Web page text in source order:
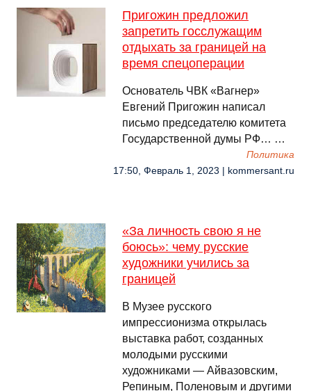
Пригожин предложил
запретить госслужащим
отдыхать за границей на
время спецоперации
Основатель ЧВК «Вагнер»
Евгений Пригожин написал
письмо председателю комитета
Государственной думы РФ… …
Политика
17:50, Февраль 1, 2023 | kommersant.ru
«За личность свою я не
боюсь»: чему русские
художники учились за
границей
В Музее русского
импрессионизма открылась
выставка работ, созданных
молодыми русскими
художниками — Айвазовским,
Репиным, Поленовым и другими